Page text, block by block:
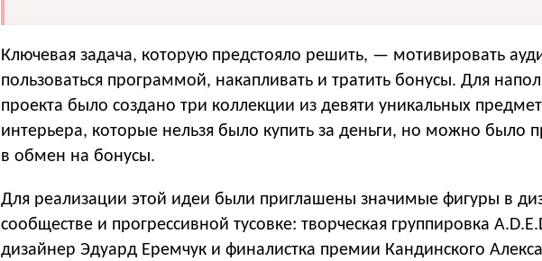
Ключевая задача, которую предстояло решить, — мотивировать
пользоваться программой, накапливать и тратить бонусы. Для
проекта было создано три коллекции из девяти уникальных
интерьера, которые нельзя было купить за деньги, но можно было
в обмен на бонусы.
Для реализации этой идеи были приглашены значимые фигуры в
сообществе и прогрессивной тусовке: творческая группировка
дизайнер Эдуард Еремчук и финалистка премии Кандинского